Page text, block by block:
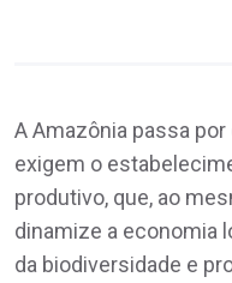
A Amazônia passa
exigem o
produtivo, que, ao
dinamize a economia
da biodiversidade e